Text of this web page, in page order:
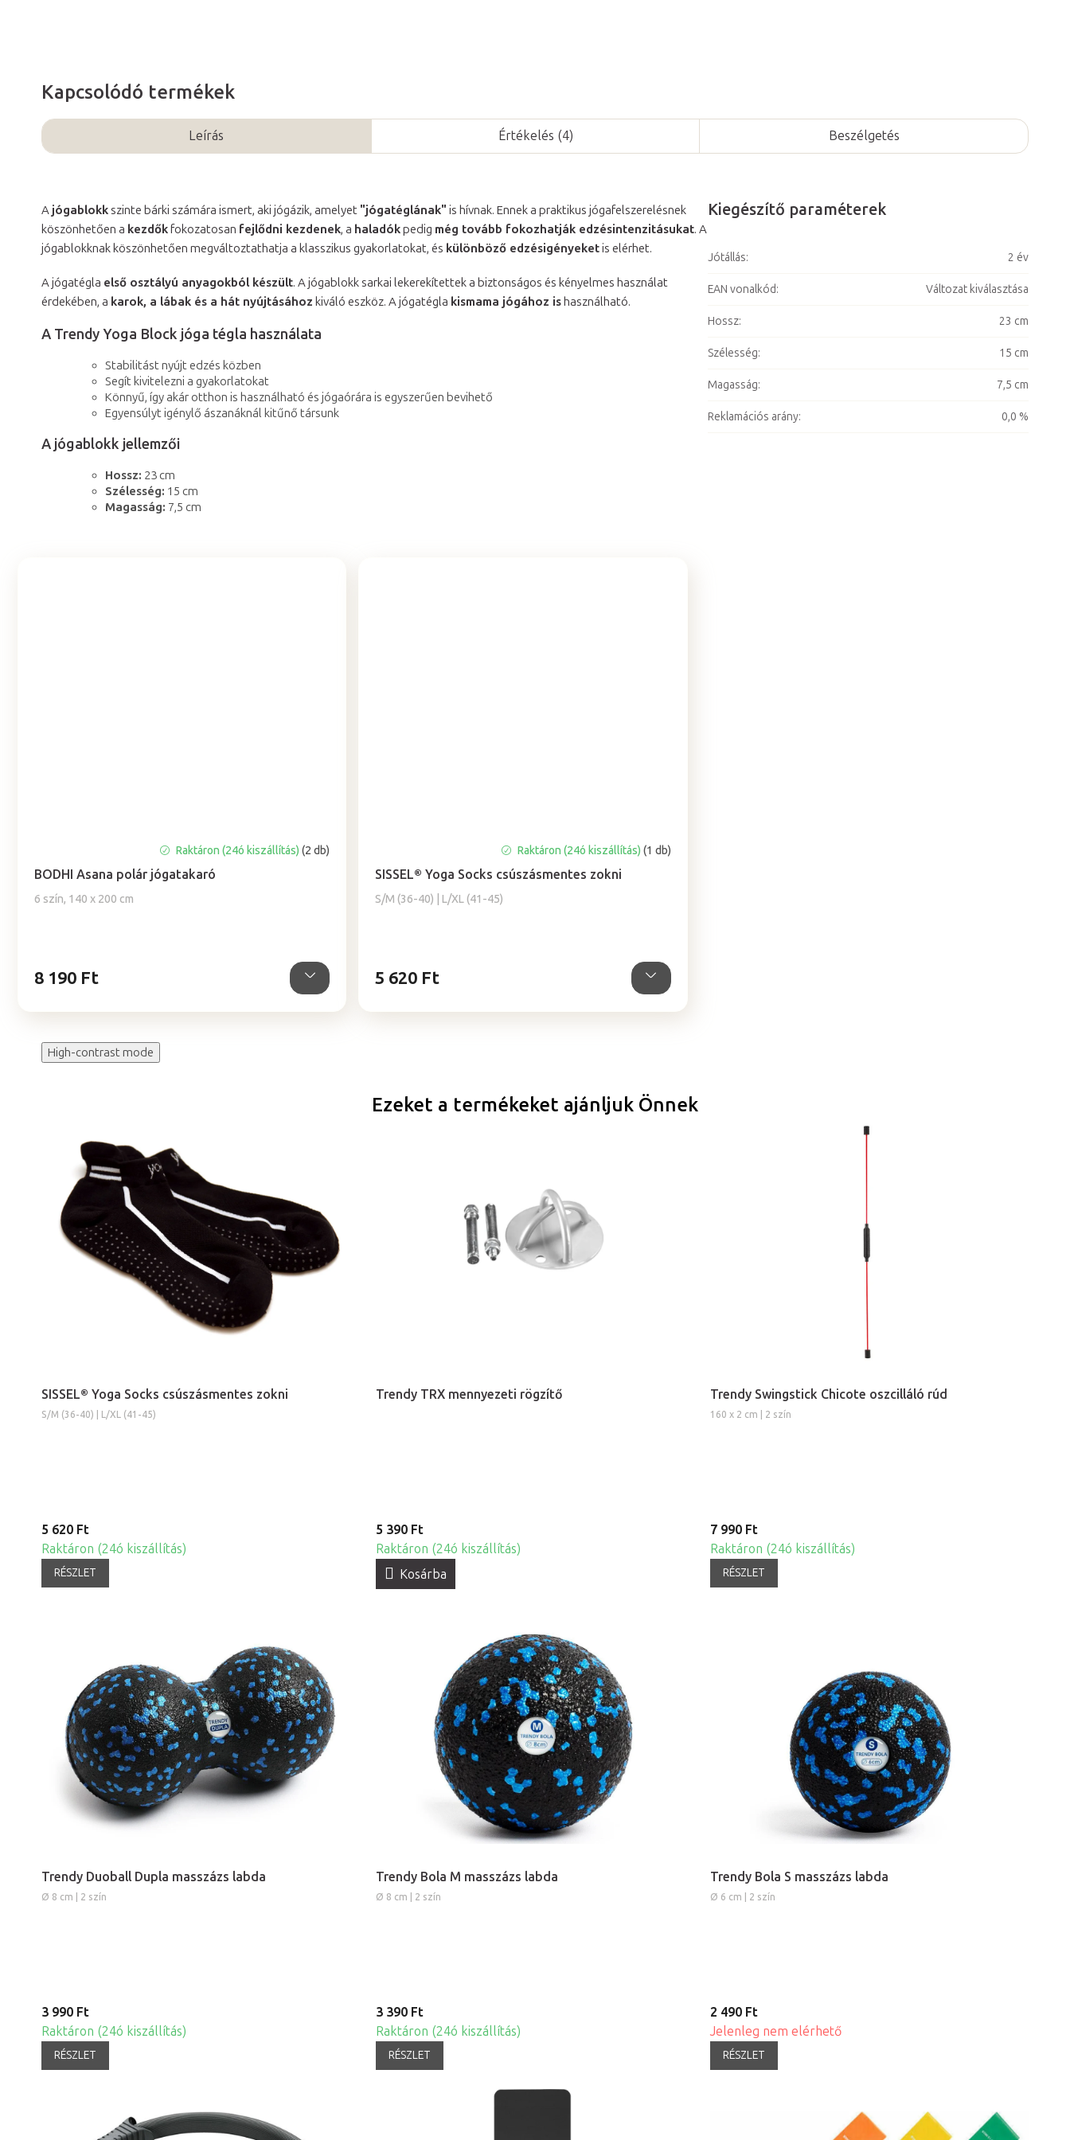
Kapcsolódó termékek
BODHI Asana polár jógatakaró
6 szín, 140 x 200 cm
átlagos
értékelése
Raktáron (24ó kiszállítás)(2 db)
8 190 Ft
SISSEL® Yoga Socks csúszásmentes zokni
S/M (36-40) | L/XL (41-45)
átlagos
értékelése
Raktáron (24ó kiszállítás) (1 db)
5 620 Ft
Leírás Értékelés (4) Beszélgetés
A jógablokk szinte bárki számára ismert, aki jógázik, amelyet "jógatéglának" is hívnak. Ennek a praktikus jógafelszerelésnek
köszönhetően a kezdőkfokozatosan fejlődni kezdenek, a haladókpedig még tovább fokozhatják edzésintenzitásukat. A
jógablokknak köszönhetően megváltoztathatja a klasszikus gyakorlatokat, és különböző edzésigényeketis elérhet.
A jógatégla első osztályú anyagokból készült. A jógablokk sarkai lekerekítettek a biztonságos és kényelmes használat
érdekében, a karok, a lábak és a hát nyújtásához kiváló eszköz. A jógatégla kismama jógához is használható.
A Trendy Yoga Block jóga tégla használata
Stabilitást nyújt edzés közben
Segít kivitelezni a gyakorlatokat
Könnyű, így akár otthon is használható és jógaórára is egyszerűen bevihető
Egyensúlyt igénylő ászanáknál kitűnő társunk
A jógablokk jellemzői
Hossz: 23 cm
Szélesség: 15 cm
Magasság: 7,5 cm
Kiegészítő paraméterek
Jótállás: 2 év
EAN vonalkód: Változat kiválasztása
Hossz: 23 cm
Szélesség: 15 cm
Magasság: 7,5 cm
Reklamációs arány: 0,0 %
High-contrast mode
Ezeket a termékeket ajánljuk Önnek
SISSEL® Yoga Socks csúszásmentes zokni
S/M (36-40) | L/XL (41-45)
5 620 Ft
Raktáron (24ó kiszállítás)
RÉSZLET
Trendy TRX mennyezeti rögzítő
5 390 Ft
Raktáron (24ó kiszállítás)
Kosárba
Trendy Swingstick Chicote oszcilláló rúd
160 x 2 cm | 2 szín
7 990 Ft
Raktáron (24ó kiszállítás)
RÉSZLET
Trendy Duoball Dupla masszázs labda
Ø 8 cm | 2 szín
3 990 Ft
Raktáron (24ó kiszállítás)
RÉSZLET
Trendy Bola M masszázs labda
Ø 8 cm | 2 szín
3 390 Ft
Raktáron (24ó kiszállítás)
RÉSZLET
Trendy Bola S masszázs labda
Ø 6 cm | 2 szín
2 490 Ft
Jelenleg nem elérhető
RÉSZLET